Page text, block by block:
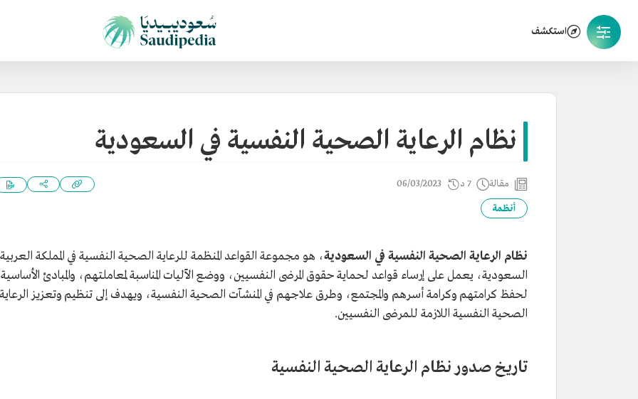
استكشف
نظام الرعاية الصحية النفسية في السعودية
مقالة 7 د 06/03/2023
أنظمة
نظام الرعاية الصحية النفسية في السعودية، هو مجموعة القواعد المنظمة للرعاية الصحية النفسية في المملكة العربية
السعودية، يعمل على إرساء قواعد لحماية حقوق المرضى النفسيين، ووضع الآليات المناسبة لمعاملتهم، والمبادئ الأساسية
لحفظ كرامتهم وكرامة أسرهم والمجتمع، وطرق علاجهم في المنشآت الصحية النفسية، ويهدف إلى تنظيم وتعزيز الرعاية
الصحية النفسية اللازمة للمرضى النفسيين.
تاريخ صدور نظام الرعاية الصحية النفسية